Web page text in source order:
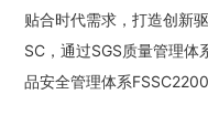
贴合时代需求，打造创新
SC，通过SGS质量管理
品安全管理体系